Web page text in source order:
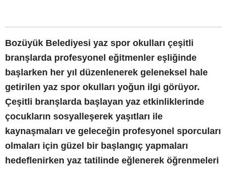
Bozüyük Belediyesi yaz spor okulları çeşitli
branşlarda profesyonel eğitmenler eşliğinde
başlarken her yıl düzenlenerek geleneksel hale
getirilen yaz spor okulları yoğun ilgi görüyor.
Çeşitli branşlarda başlayan yaz etkinliklerinde
çocukların sosyalleşerek yaşıtları ile
kaynaşmaları ve geleceğin profesyonel sporcuları
olmaları için güzel bir başlangıç yapmaları
hedeflenirken yaz tatilinde eğlenerek öğrenmeleri